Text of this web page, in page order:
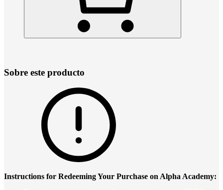
Sobre este producto
Instructions for Redeeming Your Purchase on Alpha Academy: